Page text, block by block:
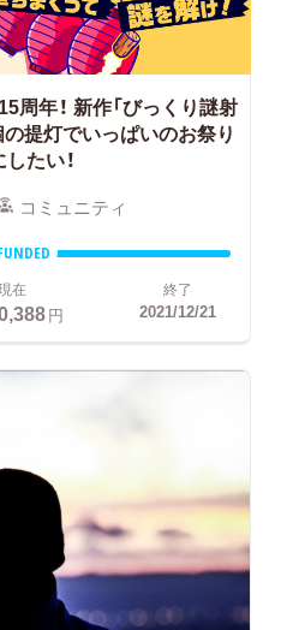
周年！ 新作「びっくり謎射
提灯でいっぱいのお祭り
たい！
コミュニティ
在
円
終了
2021/12/21